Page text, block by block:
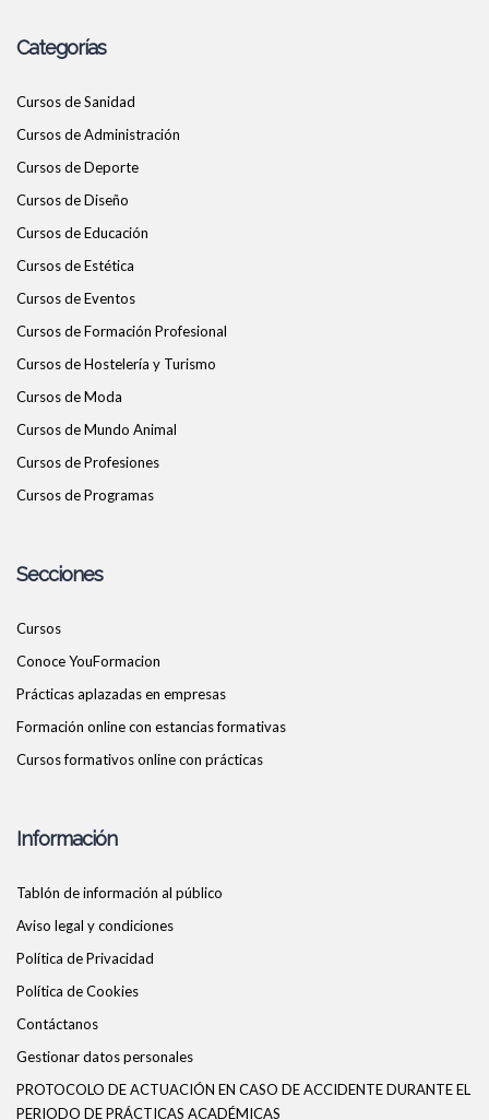
Categorías
Cursos de Sanidad
Cursos de Administración
Cursos de Deporte
Cursos de Diseño
Cursos de Educación
Cursos de Estética
Cursos de Eventos
Cursos de Formación Profesional
Cursos de Hostelería y Turismo
Cursos de Moda
Cursos de Mundo Animal
Cursos de Profesiones
Cursos de Programas
Secciones
Cursos
Conoce YouFormacion
Prácticas aplazadas en empresas
Formación online con estancias formativas
Cursos formativos online con prácticas
Información
Tablón de información al público
Aviso legal y condiciones
Política de Privacidad
Política de Cookies
Contáctanos
Gestionar datos personales
PROTOCOLO DE ACTUACIÓN EN CASO DE ACCIDENTE DURANTE EL
PERIODO DE PRÁCTICAS ACADÉMICAS